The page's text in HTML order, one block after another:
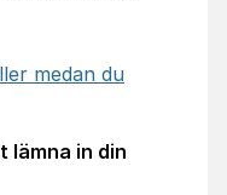
medan du
lämna in din